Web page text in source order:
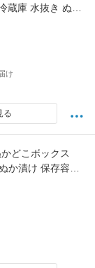
蔵庫 水抜き ぬか
物容器 漬物 保
こ 漬物樽 味噌作
ック 4944
け
る
どこボックス
か漬け 保存容